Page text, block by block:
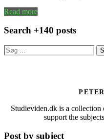
Read more
Search +140 posts
Søg
efter:
Studieviden.dk is a collection
support the
Post by subject